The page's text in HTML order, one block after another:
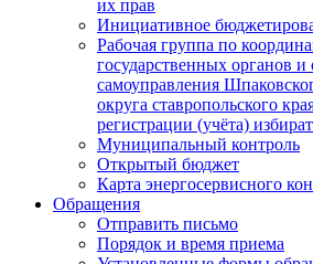
их прав
Инициативное
Рабочая группа по
государственных органов и
самоуправления
округа ставропольского
регистрации (учёта)
Муниципальный контроль
Открытый бюджет
Карта энергосервисного
Обращения
Отправить письмо
Порядок и время приема